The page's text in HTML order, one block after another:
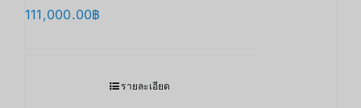
111,000.00฿
รายละเอียด